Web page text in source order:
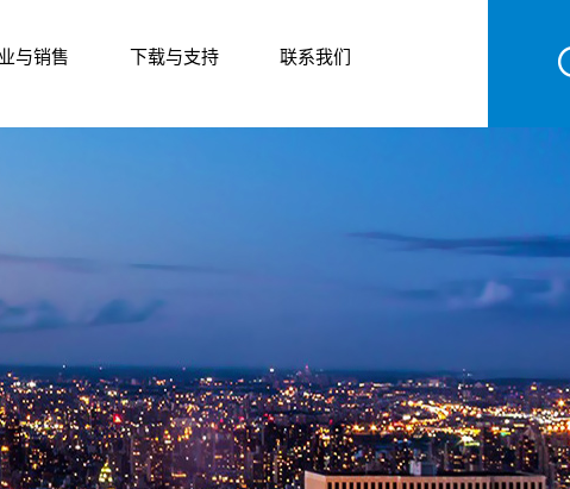
与销售 下载与支持 联系我们